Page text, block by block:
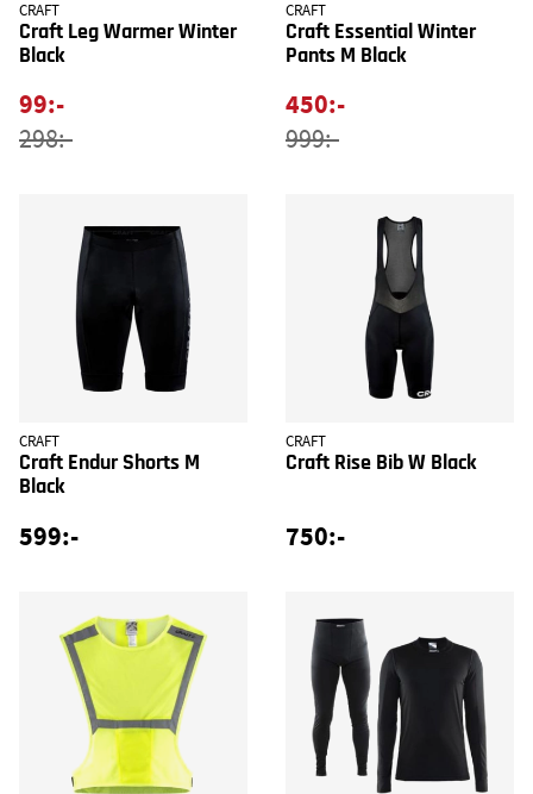
CRAFT
Craft Leg Warmer Winter
Black
99:-
298:-
CRAFT
Craft Essential Winter
Pants M Black
450:-
999:-
CRAFT
Craft Endur Shorts M
Black
599:-
CRAFT
Craft Rise Bib W Black
750:-